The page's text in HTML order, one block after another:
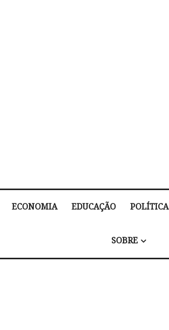
ECONOMIA EDUCAÇÃO POLÍTICA
SOBRE